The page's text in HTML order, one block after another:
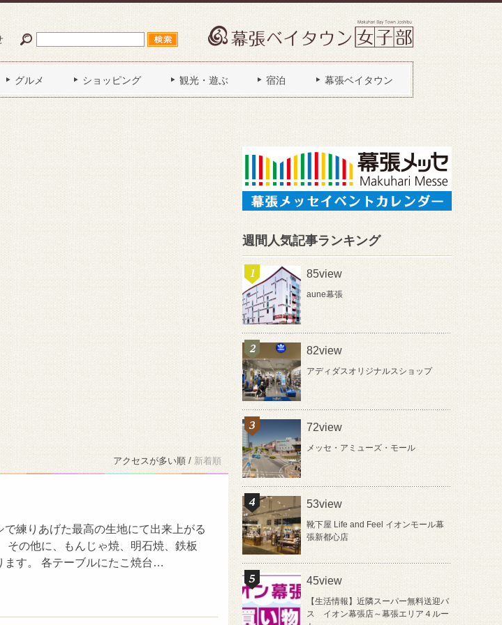
グルメ ショッピング 観光・遊ぶ 宿泊 幕張ベイタウン
アクセスが多い順 / 新着順
練りあげた最高の生地にて出来上がる
その他に、もんじゃ焼、明石焼、鉄板
ます。 各テーブルにたこ焼台…
週間人気記事ランキング
85view
aune幕張
82view
アディダスオリジナルスショップ
72view
メッセ・アミューズ・モール
53view
靴下屋 Life and Feel イオンモール幕
張新都心店
45view
【生活情報】近隣スーパー無料送迎バ
ス イオン幕張店～幕張エリア４ルー